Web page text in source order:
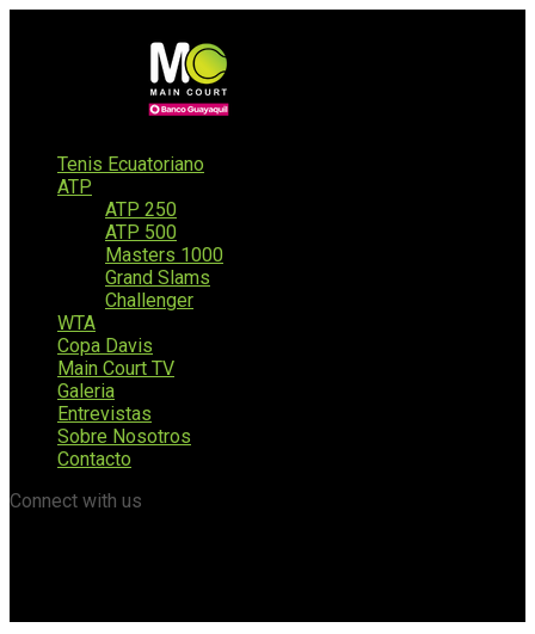
Tenis Ecuatoriano
ATP
ATP 250
ATP 500
Masters 1000
Grand Slams
Challenger
WTA
Copa Davis
Main Court TV
Galeria
Entrevistas
Sobre Nosotros
Contacto
Connect with us